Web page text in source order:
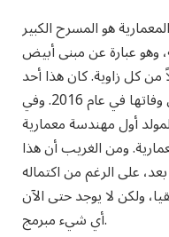
هو المسرح الكبير
وهو عبارة عن مبنى أبيض
كل زاوية. كان هذا أحد
مشاريع الراحلة زها حديد الأخيرة قبل وفاتها في عام 2016. وفي
المولد أول مهندسة معمارية
ومن الغريب أن هذا
على الرغم من اكتماله
ولكن لا يوجد حتى الآن
أي شيء مبرمج.